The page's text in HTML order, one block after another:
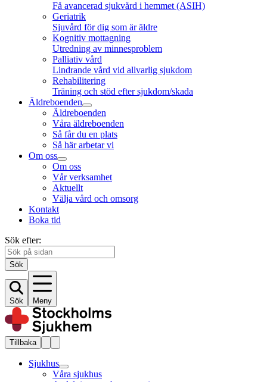
Få avancerad sjukvård i hemmet (ASIH)
Geriatrik
Sjuvård för dig som är äldre
Kognitiv mottagning
Utredning av minnesproblem
Palliativ vård
Lindrande vård vid allvarlig sjukdom
Rehabilitering
Träning och stöd efter sjukdom/skada
Äldreboenden
Äldreboenden
Våra äldreboenden
Så får du en plats
Så här arbetar vi
Om oss
Om oss
Vår verksamhet
Aktuellt
Välja vård och omsorg
Kontakt
Boka tid
Sök efter:
Sök
Sök Meny
Tillbaka
Sjukhus
Våra sjukhus